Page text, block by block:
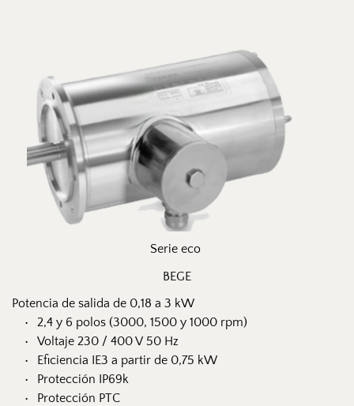
Serie eco
BEGE
Potencia de salida de 0,18 a 3 kW
2,4 y 6 polos (3000, 1500 y 1000 rpm)
Voltaje 230 / 400 V 50 Hz
Eficiencia IE3 a partir de 0,75 kW
Protección IP69k
Protección PTC